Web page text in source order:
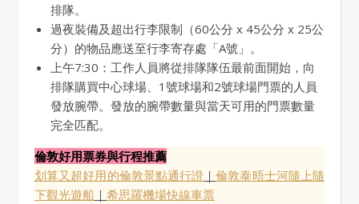
排隊。
過夜裝備及超出行李限制（60公分 x 45公分 x 25公
分）的物品應送至行李寄存處「A號」。
上午7:30：工作人員將從排隊隊伍最前面開始，向
排隊購買中心球場、1號球場和2號球場門票的人員
發放腕帶。發放的腕帶數量與當天可用的門票數量
完全匹配。
倫敦好用票券與行程推薦
划算又超好用的倫敦景點通行證 ｜倫敦泰晤士河隨上隨
下觀光遊船 ｜ 希思羅機場快線車票